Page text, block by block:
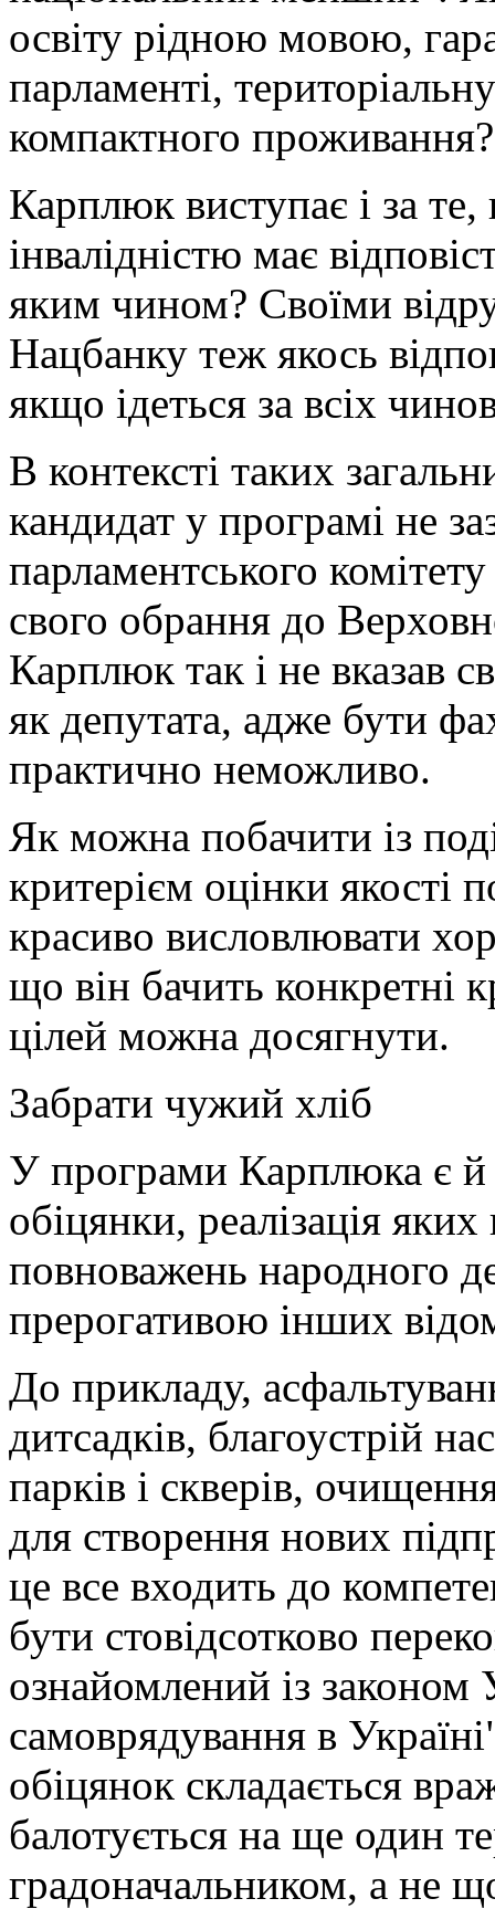
освіту рідною мовою,
парламенті,
компактного проживання?
Карплюк виступає і за
інвалідністю має
яким чином? Своїми
Нацбанку теж якось
якщо ідеться за всіх
В контексті таких
кандидат у програмі не
парламентського
свого обрання до
Карплюк так і не вказав
як депутата, адже бути
практично неможливо.
Як можна побачити із
критерієм оцінки якості
красиво висловлювати
що він бачить конкретні
цілей можна досягнути.
Забрати чужий хліб
У програми Карплюка є й
обіцянки, реалізація
повноважень народного
прерогативою інших
До прикладу,
дитсадків, благоустрій
парків і скверів,
для створення нових
це все входить до
бути стовідсотково
ознайомлений із
самоврядування в
обіцянок складається
балотується на ще один
градоначальником, а не